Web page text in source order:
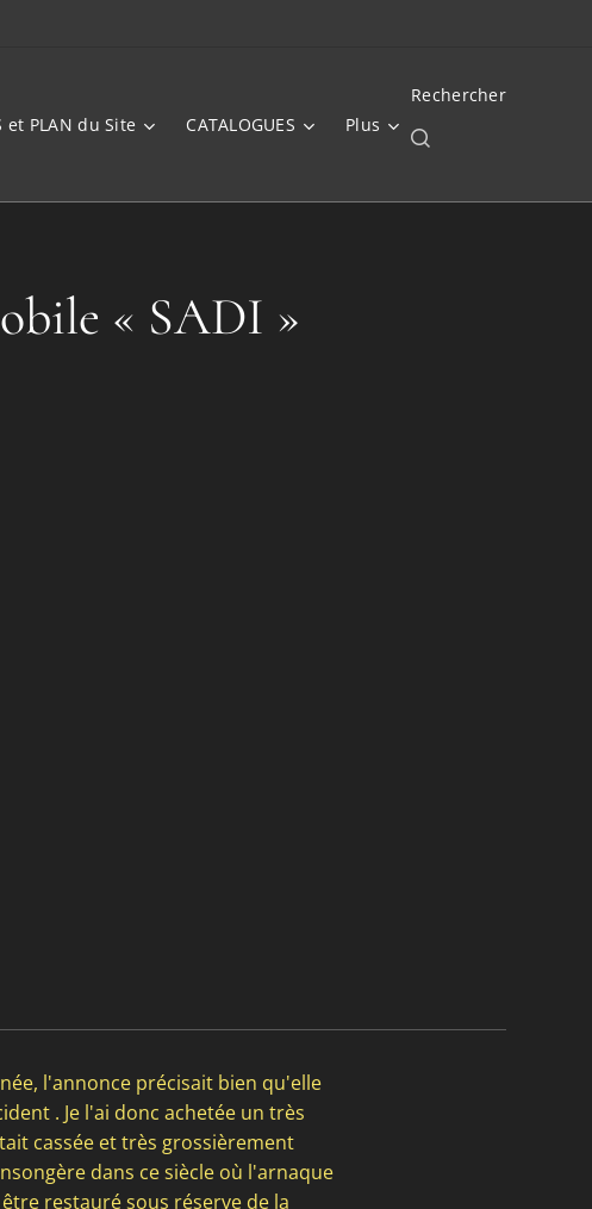
et PLAN du Site CATALOGUES Plus
Rechercher
« SADI »
l'annonce précisait bien qu'elle
. Je l'ai donc achetée un très
cassée et très grossièrement
dans ce siècle où l'arnaque
restauré sous réserve de la